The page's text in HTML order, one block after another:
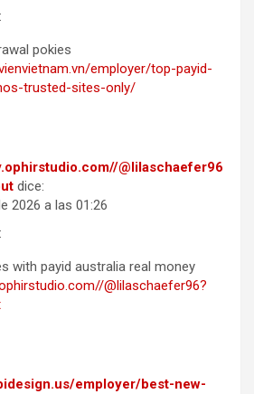
pokies
employer/top-payid-
trusted-sites-only/
@lilaschaefer96
dice:
2026 a las 01:26
with payid australia real money
@lilaschaefer96?
employer/best-new-